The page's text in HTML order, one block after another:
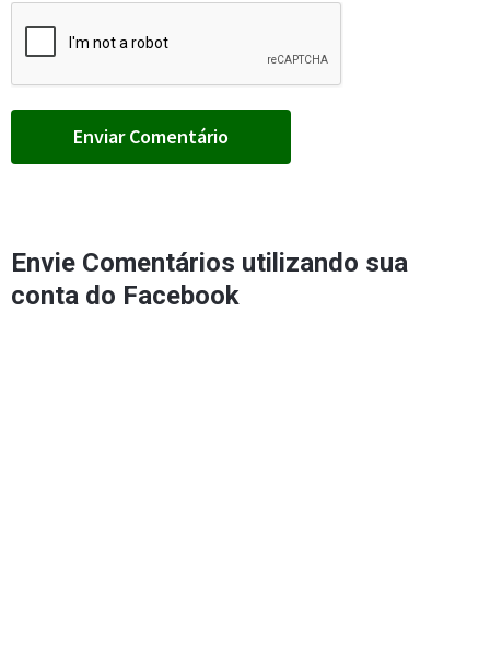
Envie Comentários utilizando sua
conta do Facebook